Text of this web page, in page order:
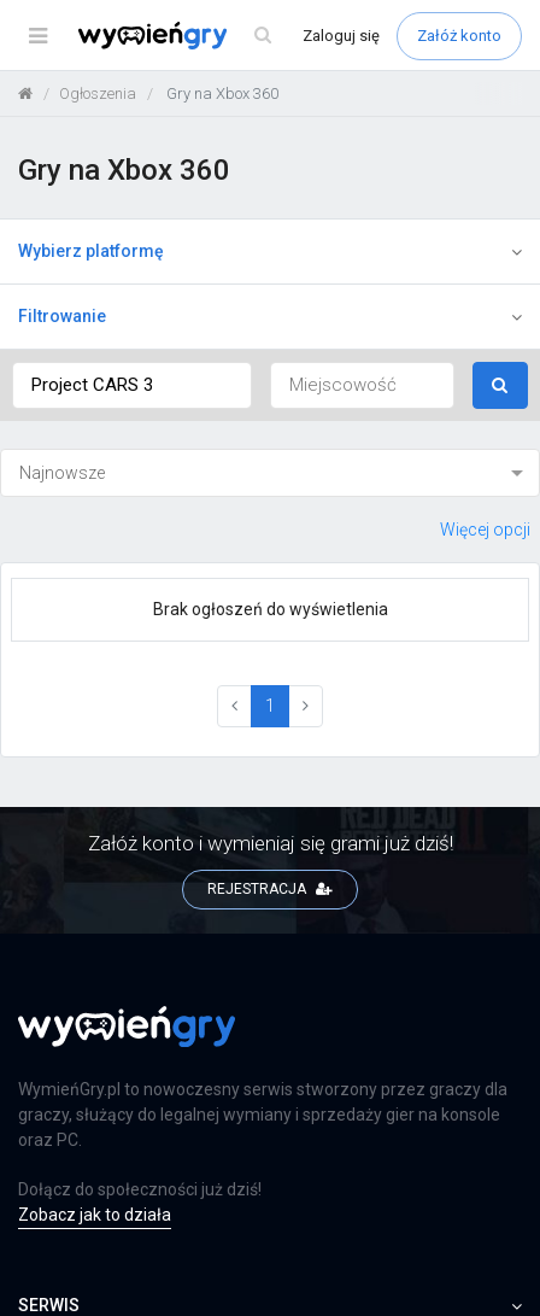
Menu Zaloguj się Załóż konto
Ogłoszenia Gry na Xbox 360
Gry na Xbox 360
Wybierz platformę
Filtrowanie
Więcej opcji
Brak ogłoszeń do wyświetlenia
1 (current)
Załóż konto i wymieniaj się grami już dziś!
REJESTRACJA
WymieńGry.pl to nowoczesny serwis stworzony przez graczy dla
graczy, służący do legalnej wymiany i sprzedaży gier na konsole
oraz PC.
Dołącz do społeczności już dziś!
Zobacz jak to działa
SERWIS